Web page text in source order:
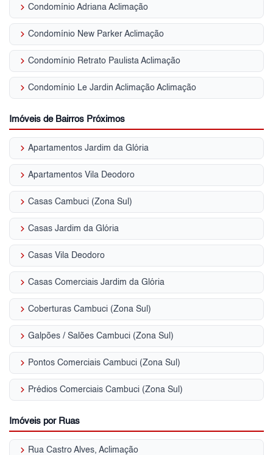
keyboard_arrow_right Condomínio Adriana Aclimação
keyboard_arrow_right Condomínio New Parker Aclimação
keyboard_arrow_right Condomínio Retrato Paulista Aclimação
keyboard_arrow_right Condomínio Le Jardin Aclimação Aclimação
Imóveis de Bairros Próximos
keyboard_arrow_right Apartamentos Jardim da Glória
keyboard_arrow_right Apartamentos Vila Deodoro
keyboard_arrow_right Casas Cambuci (Zona Sul)
keyboard_arrow_right Casas Jardim da Glória
keyboard_arrow_right Casas Vila Deodoro
keyboard_arrow_right Casas Comerciais Jardim da Glória
keyboard_arrow_right Coberturas Cambuci (Zona Sul)
keyboard_arrow_right Galpões / Salões Cambuci (Zona Sul)
keyboard_arrow_right Pontos Comerciais Cambuci (Zona Sul)
keyboard_arrow_right Prédios Comerciais Cambuci (Zona Sul)
Imóveis por Ruas
keyboard_arrow_right Rua Castro Alves, Aclimação